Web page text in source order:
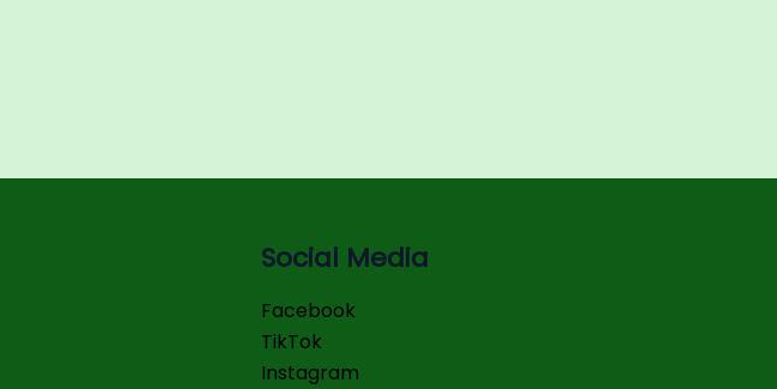
Social Media
Facebook
TikTok
Instagram